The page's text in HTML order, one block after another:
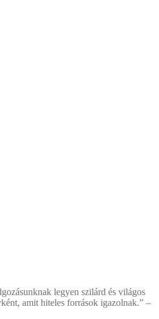
legyen szilárd és világos
amit hiteles források igazolnak.” –